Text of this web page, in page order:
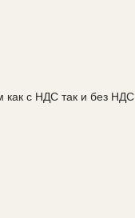
с НДС так и без НДС.